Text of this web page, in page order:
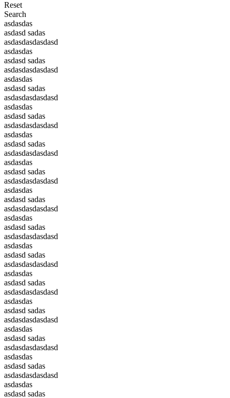
Reset
Search
asdasdas
asdasd sadas
asdasdasdasdasd
asdasdas
asdasd sadas
asdasdasdasdasd
asdasdas
asdasd sadas
asdasdasdasdasd
asdasdas
asdasd sadas
asdasdasdasdasd
asdasdas
asdasd sadas
asdasdasdasdasd
asdasdas
asdasd sadas
asdasdasdasdasd
asdasdas
asdasd sadas
asdasdasdasdasd
asdasdas
asdasd sadas
asdasdasdasdasd
asdasdas
asdasd sadas
asdasdasdasdasd
asdasdas
asdasd sadas
asdasdasdasdasd
asdasdas
asdasd sadas
asdasdasdasdasd
asdasdas
asdasd sadas
asdasdasdasdasd
asdasdas
asdasd sadas
asdasdasdasdasd
asdasdas
asdasd sadas